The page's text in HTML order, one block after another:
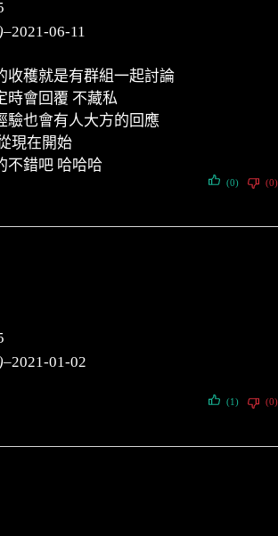
–2021-06-11
收穫就是有群組一起討論
時會回覆 不藏私
驗也會有人大方的回應
現在開始
不錯吧 哈哈哈
(0) (0)
–2021-01-02
(1) (0)